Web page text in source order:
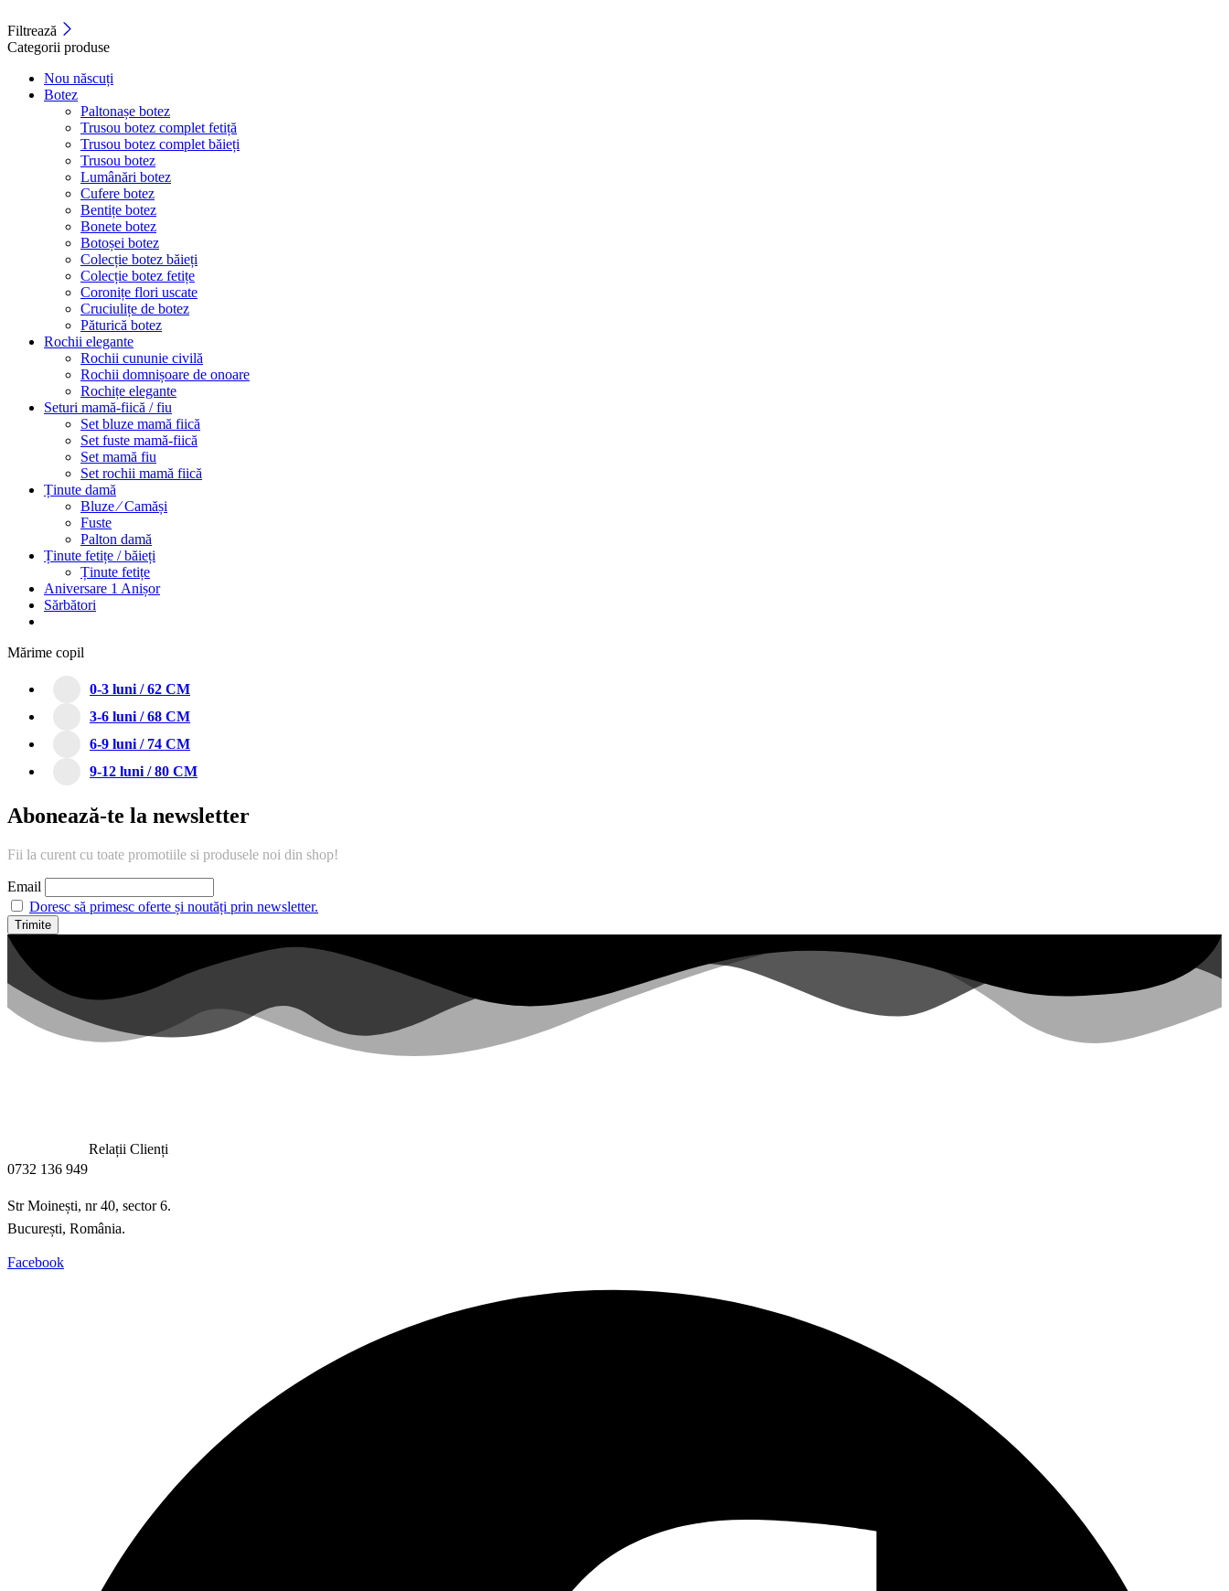
Filtrează
Categorii produse
Nou născuți
Botez
Paltonașe botez
Trusou botez complet fetiță
Trusou botez complet băieți
Trusou botez
Lumânări botez
Cufere botez
Bentițe botez
Bonete botez
Botoșei botez
Colecție botez băieți
Colecție botez fetițe
Coronițe flori uscate
Cruciulițe de botez
Păturică botez
Rochii elegante
Rochii cununie civilă
Rochii domnișoare de onoare
Rochițe elegante
Seturi mamă-fiică / fiu
Set bluze mamă fiică
Set fuste mamă-fiică
Set mamă fiu
Set rochii mamă fiică
Ținute damă
Bluze ⁄ Camăși
Fuste
Palton damă
Ținute fetițe / băieți
Ținute fetițe
Aniversare 1 Anișor
Sărbători
Mărime copil
0-3 luni / 62 CM
3-6 luni / 68 CM
6-9 luni / 74 CM
9-12 luni / 80 CM
Abonează-te la newsletter
Fii la curent cu toate promotiile si produsele noi din shop!
Email
Doresc să primesc oferte și noutăți prin newsletter.
Relații Clienți
0732 136 949
Str Moinești, nr 40, sector 6.
București, România.
Facebook